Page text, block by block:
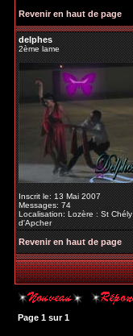
Revenir en haut de page
delphes
2ème lame
Inscrit le: 13 Mai 2007
Messages: 74
Localisation: Lozère : St Chély
d'Apcher
Revenir en haut de page
Page 1 sur1